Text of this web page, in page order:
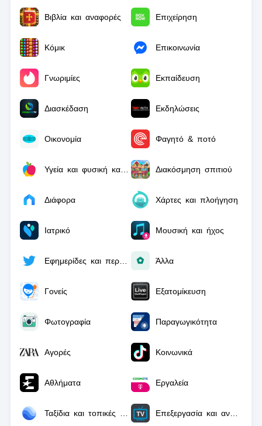
Βιβλία και αναφορές Επιχείρηση
Κόμικ Επικοινωνία
Γνωριμίες Εκπαίδευση
Διασκέδαση Εκδηλώσεις
Οικονομία Φαγητό & ποτό
Υγεία και φυσική κατάσταση Διακόσμηση σπιτιού
Διάφορα Χάρτες και πλοήγηση
Ιατρικό Μουσική και ήχος
Εφημερίδες και περιοδικά Άλλα
Γονείς Εξατομίκευση
Φωτογραφία Παραγωγικότητα
Αγορές Κοινωνικά
Αθλήματα Εργαλεία